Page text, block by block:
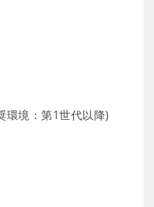
境：第1世代以降)